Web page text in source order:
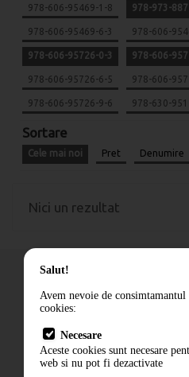
978-606-95469-1-8 978-973-
978-606-95469-6-3 978-606-
978-606-95726-0-3 978-606-
978-606-95726-6-5 978-606-
978-606-95726-9-6 978-630-
Sortare
Cele mai noi Pret Denumire
Nici un rezultat
Cum comand
Livrare
Contact
Salut!
Avem nevoie de
cookies:
Necesare
Aceste cookies sunt necesare
web si nu pot fi dezactivate